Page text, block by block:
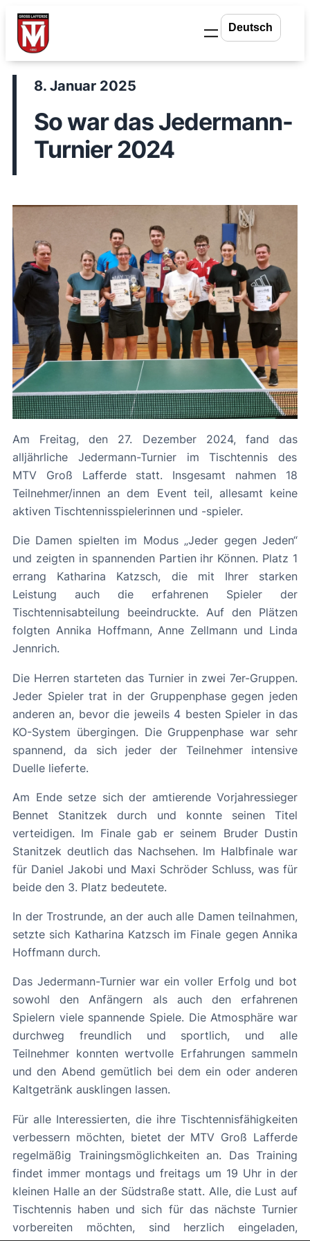
Zum
Inhalt
springen
8. Januar 2025
So war das Jedermann-
Turnier 2024
Am Freitag, den 27. Dezember 2024, fand das
alljährliche Jedermann-Turnier im Tischtennis des
MTV Groß Lafferde statt. Insgesamt nahmen 18
Teilnehmer/innen an dem Event teil, allesamt keine
aktiven Tischtennisspielerinnen und -spieler.
Die Damen spielten im Modus „Jeder gegen Jeden“
und zeigten in spannenden Partien ihr Können. Platz 1
errang Katharina Katzsch, die mit Ihrer starken
Leistung auch die erfahrenen Spieler der
Tischtennisabteilung beeindruckte. Auf den Plätzen
folgten Annika Hoffmann, Anne Zellmann und Linda
Jennrich.
Die Herren starteten das Turnier in zwei 7er-Gruppen.
Jeder Spieler trat in der Gruppenphase gegen jeden
anderen an, bevor die jeweils 4 besten Spieler in das
KO-System übergingen. Die Gruppenphase war sehr
spannend, da sich jeder der Teilnehmer intensive
Duelle lieferte.
Am Ende setze sich der amtierende Vorjahressieger
Bennet Stanitzek durch und konnte seinen Titel
verteidigen. Im Finale gab er seinem Bruder Dustin
Stanitzek deutlich das Nachsehen. Im Halbfinale war
für Daniel Jakobi und Maxi Schröder Schluss, was für
beide den 3. Platz bedeutete.
In der Trostrunde, an der auch alle Damen teilnahmen,
setzte sich Katharina Katzsch im Finale gegen Annika
Hoffmann durch.
Das Jedermann-Turnier war ein voller Erfolg und bot
sowohl den Anfängern als auch den erfahrenen
Spielern viele spannende Spiele. Die Atmosphäre war
durchweg freundlich und sportlich, und alle
Teilnehmer konnten wertvolle Erfahrungen sammeln
und den Abend gemütlich bei dem ein oder anderen
Kaltgetränk ausklingen lassen.
Für alle Interessierten, die ihre Tischtennisfähigkeiten
verbessern möchten, bietet der MTV Groß Lafferde
regelmäßig Trainingsmöglichkeiten an. Das Training
findet immer montags und freitags um 19 Uhr in der
kleinen Halle an der Südstraße statt. Alle, die Lust auf
Tischtennis haben und sich für das nächste Turnier
vorbereiten möchten, sind herzlich eingeladen,